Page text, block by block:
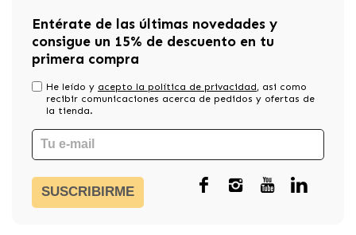
Entérate de las últimas novedades y
consigue un 15% de descuento en tu
primera compra
He leído y acepto la política de privacidad, asi como
recibir comunicaciones acerca de pedidos y ofertas de
la tienda.
SUSCRIBIRME